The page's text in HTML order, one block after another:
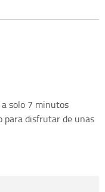
solo 7 minutos
para disfrutar de unas